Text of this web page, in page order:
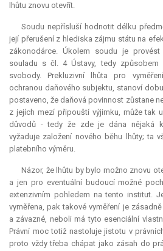
lhůtu znovu otevřít.
Soudu nepřísluší hodnotit délku
její přerušení z hlediska zájmu státu na
zákonodárce. Úkolem soudu je
souladu s čl. 4 Ústavy, tedy způsobem
svobody.Prekluzivní lhůta pro
ochranou daňového subjektu, stanoví
postaveno, že daňová povinnost zůstane
z jejích mezí připouští výjimku, může tak
důvodů - tedy že zde je dána nějaká
vyžaduje založení nového běhu lhůty; ta
platebního výměru.
Názor, že lhůtu by bylo možno znovu
a jen pro eventuální budoucí možné
extenzivním pohledem na tento institut.
vyměřena, pak takové vyměření je
a závazné, neboli má tyto esenciální
Právní moc totiž nastoluje jistotu v
proto vždy třeba chápat jako zásah do